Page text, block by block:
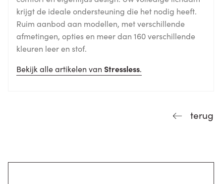
krijgt de ideale ondersteuning die het nodig heeft.
Ruim aanbod aan modellen, met verschillende
afmetingen, opties en meer dan 160 verschillende
kleuren leer en stof.
Bekijk alle artikelen van Stressless.
terug